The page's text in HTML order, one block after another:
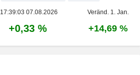
17:39:03 07.08.2026 Veränd. 1. Jan.
+0,33 % +14,69 %